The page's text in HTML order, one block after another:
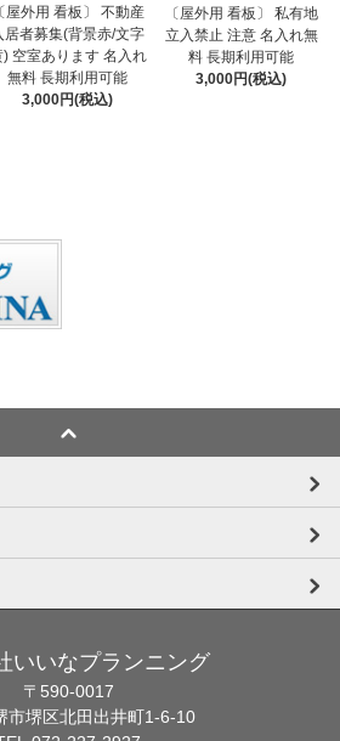
〔屋外用 看板〕 不動産
居者募集(背景赤/文字
) 空室あります 名入れ
無料 長期利用可能
3,000円(税込)
〔屋外用 看板〕 私有地
立入禁止 注意 名入れ無
料 長期利用可能
3,000円(税込)
いいなプランニング
〒590-0017
市堺区北田出井町1-6-10